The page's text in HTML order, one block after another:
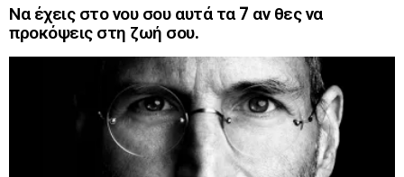
Να έχεις στο νου σου αυτά τα 7 αν θες να
προκόψεις στη ζωή σου.